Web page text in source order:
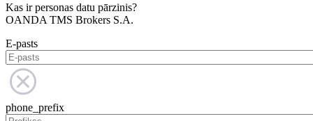
Kas ir personas datu pārzinis?
OANDA TMS Brokers S.A.
E-pasts
phone_prefix